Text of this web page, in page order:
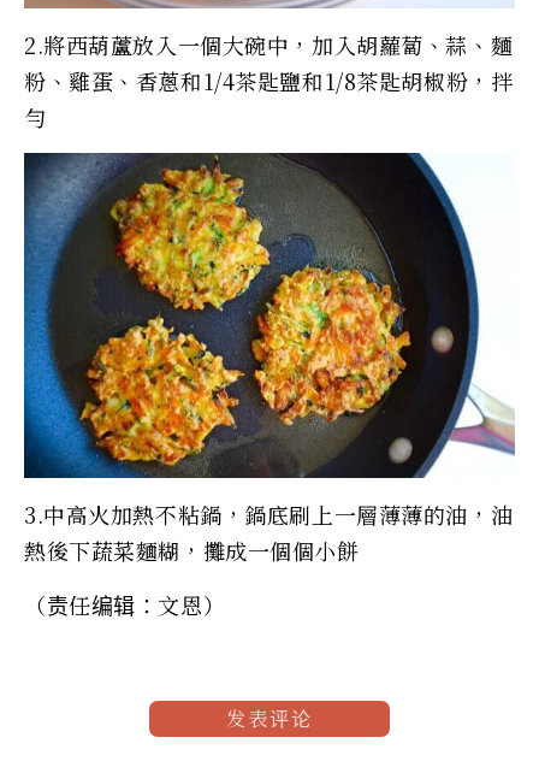
2.將西葫蘆放入一個大碗中，加入胡蘿蔔、蒜、麵
粉、雞蛋、香蔥和1/4茶匙鹽和1/8茶匙胡椒粉，拌
勻
3.中高火加熱不粘鍋，鍋底刷上一層薄薄的油，油
熱後下蔬菜麵糊，攤成一個個小餅
（责任编辑：文恩）
发表评论